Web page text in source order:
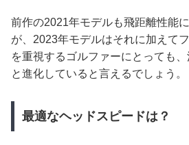
前作の2021年モデルも飛距離性能
が、2023年モデルはそれに加えて
を重視するゴルファーにとっても
と進化していると言えるでしょう。
最適なヘッドスピードは？